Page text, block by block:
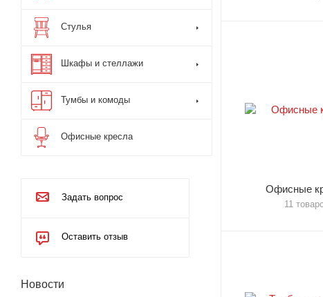
Офисные
11
Стулья
Шкафы и стеллажи
Тумбы и комоды
Офисные кресла
Задать вопрос
Оставить отзыв
Новости